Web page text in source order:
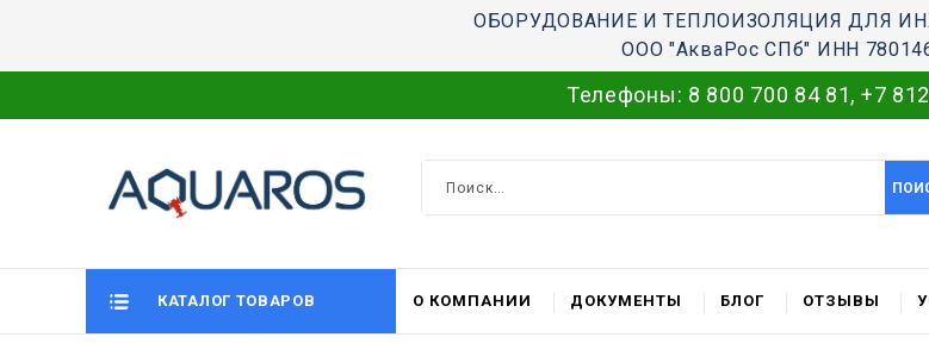
ОБОРУДОВАНИЕ И ТЕПЛОИЗОЛЯЦИЯ ДЛЯ
ООО "АкваРос СПб" ИНН
Телефоны: 8 800 700 84 81, +7
КАТАЛОГ ТОВАРОВ О КОМПАНИИ ДОКУМЕНТЫ БЛОГ ОТЗЫВЫ